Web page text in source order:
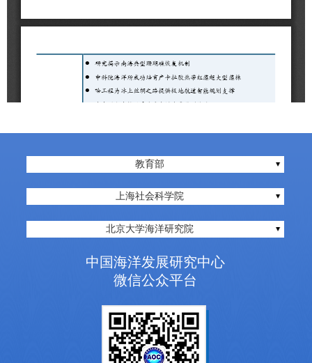
教育部
上海社会科学院
北京大学海洋研究院
中国海洋发展研究中心
微信公众平台